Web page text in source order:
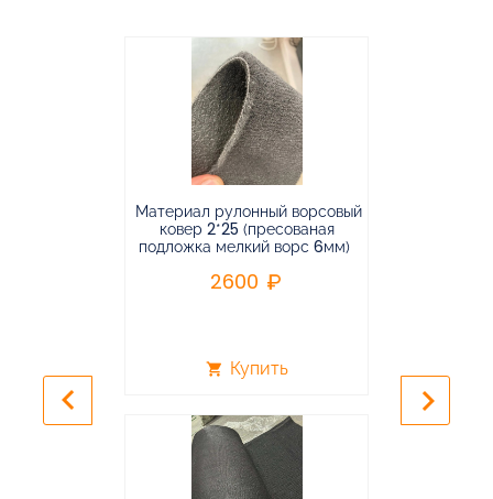
Материал рулонный ворсовый
ковер 2*25 (пресованая
подложка мелкий ворс 6мм)
2600
shopping_cart Купить
keyboard_arrow_left keyboard_arrow_right